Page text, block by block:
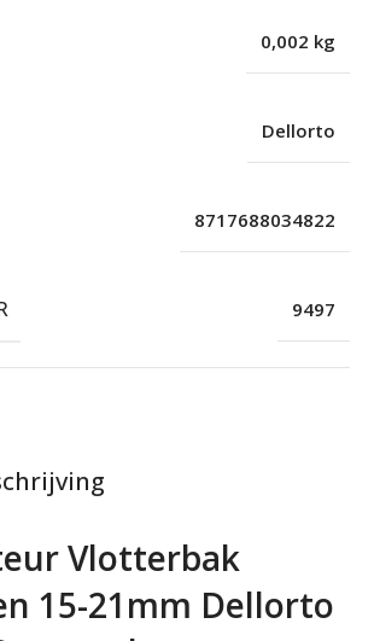
Vlotterbak
15-21mm Dellorto
0,002 kg
Dellorto
8717688034822
9497